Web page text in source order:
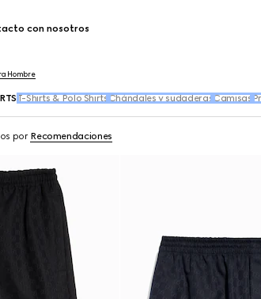
con nosotros
Hombre
T-Shirts & Polo Shirts Chándales y sudaderas Camisas
por Recomendaciones